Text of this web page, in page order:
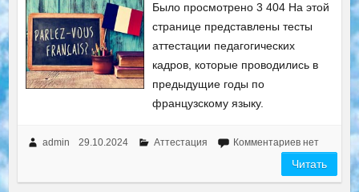
Было просмотрено 3 404 На этой
странице представлены тесты
аттестации педагогических
кадров, которые проводились в
предыдущие годы по
французскому языку.
admin 29.10.2024 Аттестация Комментариев нет
Читать